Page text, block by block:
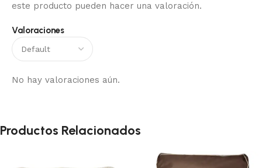
Valoraciones
No hay valoraciones aún.
este producto pueden hacer una valoración.
Productos Relacionados